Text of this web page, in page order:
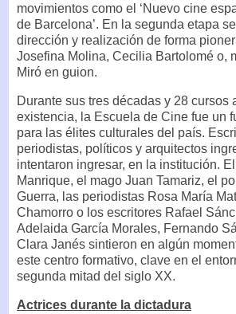
movimientos como el ‘Nuevo cine
de Barcelona’. En la segunda etapa
dirección y realización de forma
Josefina Molina, Cecilia Bartolomé o,
Miró en guion.
Durante sus tres décadas y 28 cursos
existencia, la Escuela de Cine fue un
para las élites culturales del país.
periodistas, políticos y arquitectos
intentaron ingresar, en la institución.
Manrique, el mago Juan Tamariz, el
Guerra, las periodistas Rosa María
Chamorro o los escritores Rafael
Adelaida García Morales, Fernando
Clara Janés sintieron en algún
este centro formativo, clave en el
segunda mitad del siglo XX.
Actrices durante la dictadura